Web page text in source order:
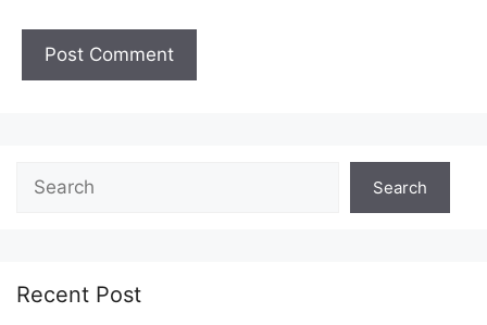
Search
Search
Recent Post